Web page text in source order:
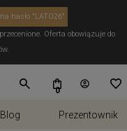
na hasło "LATO26"
Oferta obowiązuje do
Blog Prezentownik